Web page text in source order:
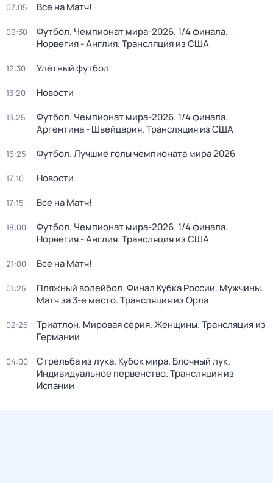
07:05 Все на Матч!
09:30
Футбол. Чемпионат мира-2026. 1/4 финала.
Норвегия - Англия. Трансляция из США
12:30 Улётный футбол
13:20 Новости
13:25
Футбол. Чемпионат мира-2026. 1/4 финала.
Аргентина - Швейцария. Трансляция из США
16:25 Футбол. Лучшие голы чемпионата мира 2026
17:10 Новости
17:15 Все на Матч!
18:00
Футбол. Чемпионат мира-2026. 1/4 финала.
Норвегия - Англия. Трансляция из США
21:00 Все на Матч!
01:25
Пляжный волейбол. Финал Кубка России. Мужчины.
Матч за 3-е место. Трансляция из Орла
02:25
Триатлон. Мировая серия. Женщины. Трансляция из
Германии
04:00
Стрельба из лука. Кубок мира. Блочный лук.
Индивидуальное первенство. Трансляция из
Испании